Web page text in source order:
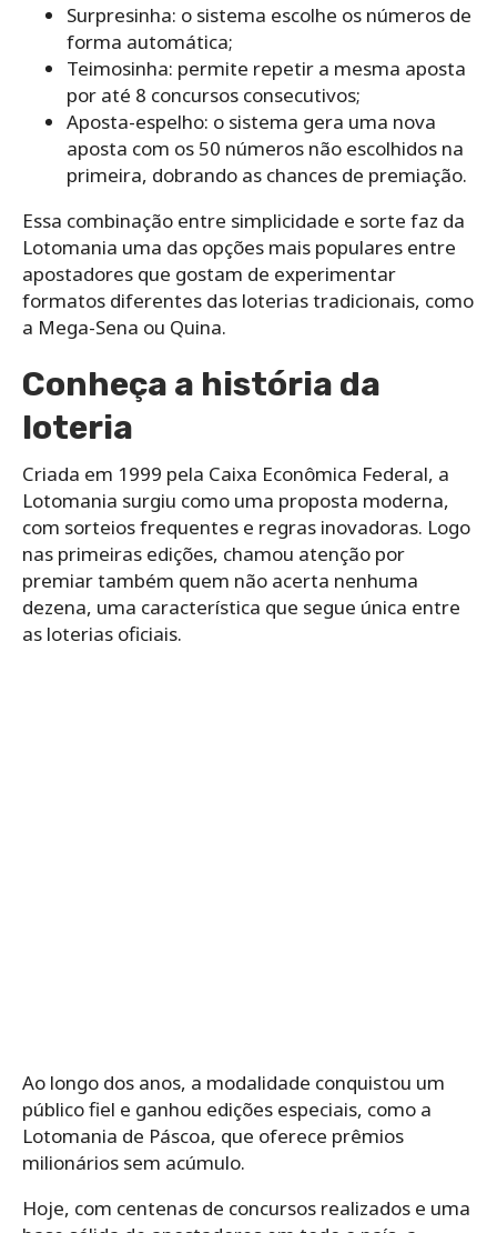
Surpresinha: o sistema escolhe os números de
forma automática;
Teimosinha: permite repetir a mesma aposta
por até 8 concursos consecutivos;
Aposta-espelho: o sistema gera uma nova
aposta com os 50 números não escolhidos na
primeira, dobrando as chances de premiação.
Essa combinação entre simplicidade e sorte faz da
Lotomania uma das opções mais populares entre
apostadores que gostam de experimentar
formatos diferentes das loterias tradicionais, como
a Mega-Sena ou Quina.
Conheça a história da
loteria
Criada em 1999 pela Caixa Econômica Federal, a
Lotomania surgiu como uma proposta moderna,
com sorteios frequentes e regras inovadoras. Logo
nas primeiras edições, chamou atenção por
premiar também quem não acerta nenhuma
dezena, uma característica que segue única entre
as loterias oficiais.
Ao longo dos anos, a modalidade conquistou um
público fiel e ganhou edições especiais, como a
Lotomania de Páscoa, que oferece prêmios
milionários sem acúmulo.
Hoje, com centenas de concursos realizados e uma